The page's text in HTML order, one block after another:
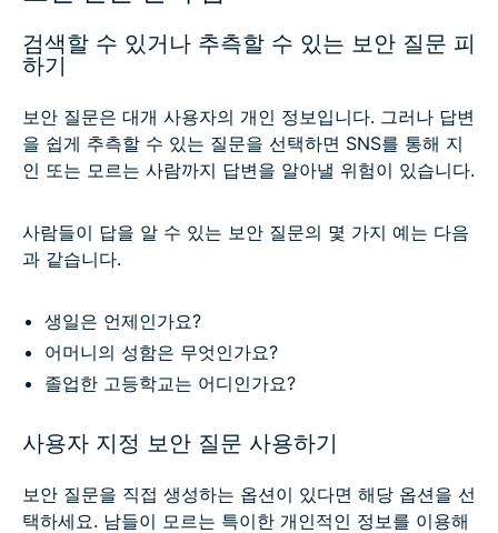
검색할 수 있거나 추측할 수 있는 보안 질문 피
하기
보안 질문은 대개 사용자의 개인 정보입니다. 그러나 답변
을 쉽게 추측할 수 있는 질문을 선택하면 SNS를 통해 지
인 또는 모르는 사람까지 답변을 알아낼 위험이 있습니다.
사람들이 답을 알 수 있는 보안 질문의 몇 가지 예는 다음
과 같습니다.
생일은 언제인가요?
어머니의 성함은 무엇인가요?
졸업한 고등학교는 어디인가요?
사용자 지정 보안 질문 사용하기
보안 질문을 직접 생성하는 옵션이 있다면 해당 옵션을 선
택하세요. 남들이 모르는 특이한 개인적인 정보를 이용해